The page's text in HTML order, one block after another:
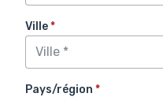
Ville*
Pays/région *